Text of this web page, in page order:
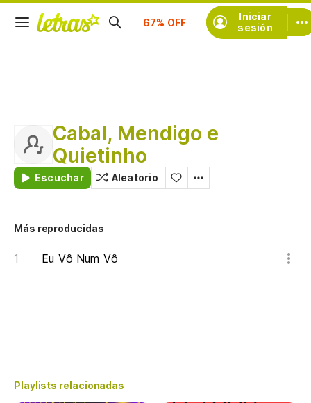
Iniciar
sesión
Suscríbete
Cabal, Mendigo e
Quietinho
Escuchar Aleatorio
Más reproducidas
Eu Vô Num Vô
Playlists relacionadas